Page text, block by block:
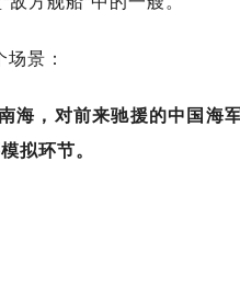
景：
海，对前来驰援的中国海
拟环节。